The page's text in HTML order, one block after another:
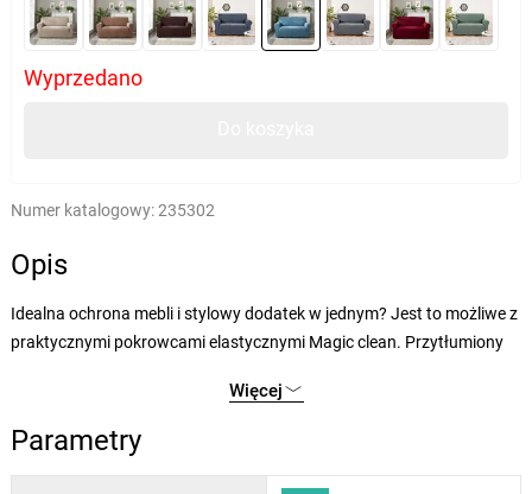
Wyprzedano
Numer katalogowy:235302
Opis
Idealna ochrona mebli i stylowy dodatek w jednym? Jest to możliwe z
praktycznymi pokrowcami elastycznymi Magic clean. Przytłumiony
wnętrza. Pokrowiec elastyczny pomoże ożywić stare meble i ukryć
wszelkie niedoskonałości i zużycie. Ochroni je także przed
zabrudzeniami i uszkodzeniami, co docenisz mając nawet zupełnie
Więcej
Parametry